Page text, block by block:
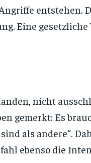
entstehen.
Eine
nicht
gemerkt: Es
als andere“.
ebenso die